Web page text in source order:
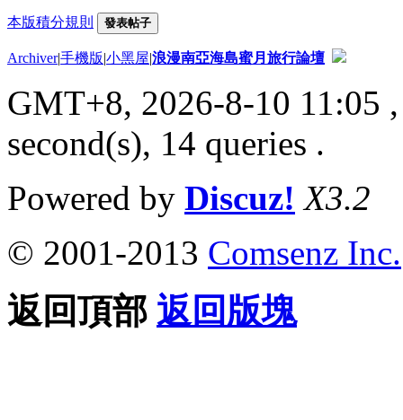
本版積分規則 發表帖子
Archiver|手機版|小黑屋|浪漫南亞海島蜜月旅行論壇
GMT+8, 2026-8-10 11:05
second(s), 14 queries .
Powered by Discuz! X3.2
© 2001-2013 Comsenz Inc.
返回頂部 返回版塊